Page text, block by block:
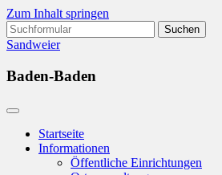
Zum Inhalt springen
Suchen
nach:
Sandweier
Baden-Baden
Startseite
Informationen
Öffentliche Einrichtungen